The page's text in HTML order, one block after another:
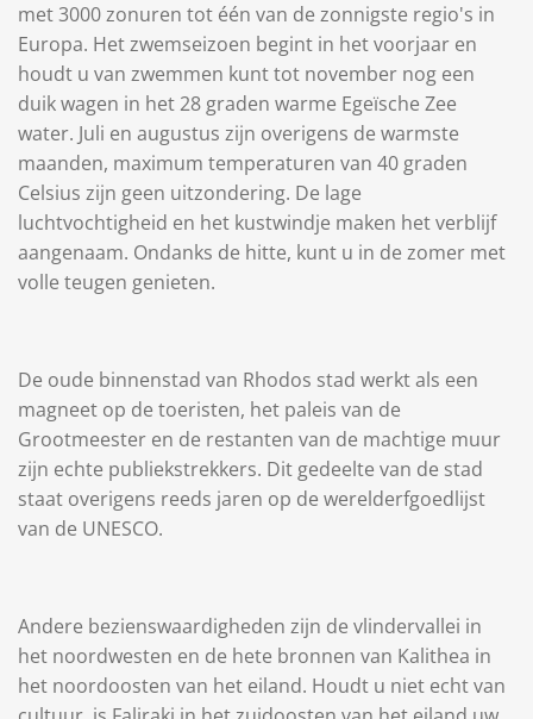
met 3000 zonuren tot één van de zonnigste regio's in
Europa. Het zwemseizoen begint in het voorjaar en
houdt u van zwemmen kunt tot november nog een
duik wagen in het 28 graden warme Egeïsche Zee
water. Juli en augustus zijn overigens de warmste
maanden, maximum temperaturen van 40 graden
Celsius zijn geen uitzondering. De lage
luchtvochtigheid en het kustwindje maken het verblijf
aangenaam. Ondanks de hitte, kunt u in de zomer met
volle teugen genieten.
De oude binnenstad van Rhodos stad werkt als een
magneet op de toeristen, het paleis van de
Grootmeester en de restanten van de machtige muur
zijn echte publiekstrekkers. Dit gedeelte van de stad
staat overigens reeds jaren op de werelderfgoedlijst
van de UNESCO.
Andere bezienswaardigheden zijn de vlindervallei in
het noordwesten en de hete bronnen van Kalithea in
het noordoosten van het eiland. Houdt u niet echt van